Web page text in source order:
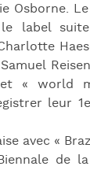
Osborne.
label
« world
leur
avec «
de